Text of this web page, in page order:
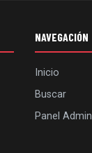
NAVEGACIÓN
Inicio
Buscar
Panel Admin